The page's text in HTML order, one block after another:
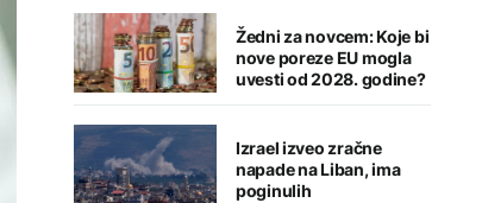
Žedni za novcem: Koje bi
nove poreze EU mogla
uvesti od 2028. godine?
Izrael izveo zračne
napade na Liban, ima
poginulih